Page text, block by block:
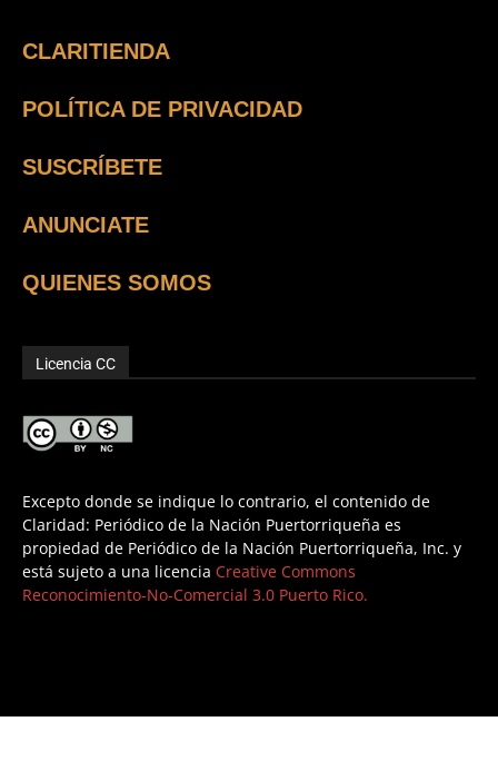
CLARITIENDA
POLÍTICA DE PRIVACIDAD
SUSCRÍBETE
ANUNCIATE
QUIENES SOMOS
Licencia CC
Excepto donde se indique lo contrario, el contenido de
Claridad: Periódico de la Nación Puertorriqueña es
propiedad de Periódico de la Nación Puertorriqueña, Inc. y
está sujeto a una licencia Creative Commons
Reconocimiento-No-Comercial 3.0 Puerto Rico.